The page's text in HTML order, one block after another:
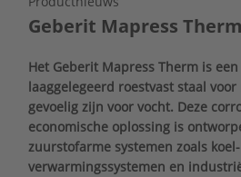
Geberit Mapress Therm
Het Geberit Mapress Therm is
laaggelegeerd roestvast staal
gevoelig zijn voor vocht. Deze
economische oplossing is
zuurstofarme systemen zoals
verwarmingssystemen en